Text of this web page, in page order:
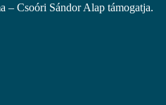
– Csoóri Sándor Alap támogatja.